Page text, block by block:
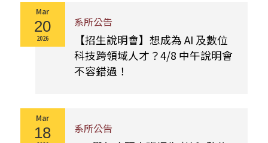
Mar
20
2026
系所公告
【招生說明會】想成為 AI 及數位
科技跨領域人才？4/8 中午說明會
不容錯過！
Mar
18 系所公告